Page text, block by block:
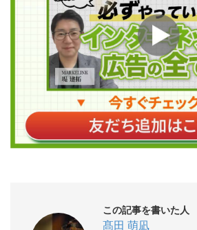
この記事を書いた人
髙田 萌凪